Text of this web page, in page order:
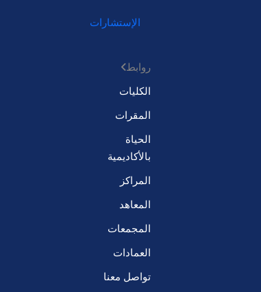
الإستشارات
روابط
الكليات
المقرات
الحياة
بالأكاديمية
المراكز
المعاهد
المجمعات
العمادات
تواصل معنا